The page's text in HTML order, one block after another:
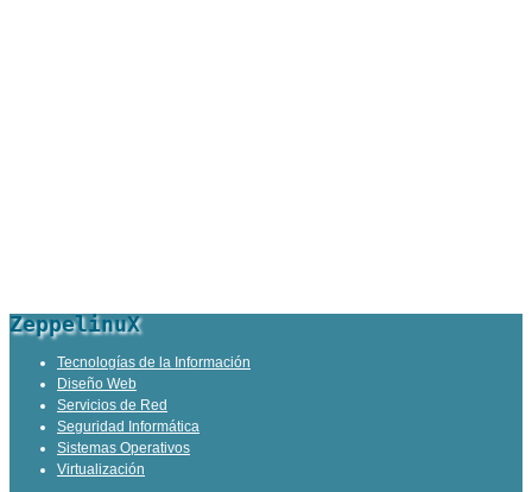
ZeppelinuX
Tecnologías de la Información
Diseño Web
Servicios de Red
Seguridad Informática
Sistemas Operativos
Virtualización